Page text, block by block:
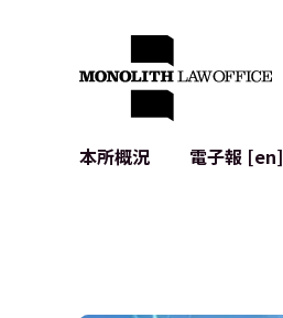
本所概況
電子報 [en]